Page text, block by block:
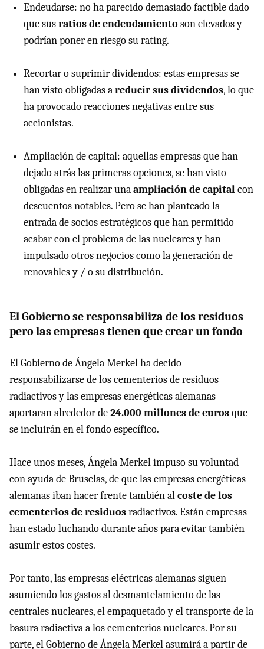
Endeudarse: no ha parecido demasiado factible dado
que susratios de endeudamiento son elevados y
podrían poner en riesgo su rating.
Recortar o suprimir dividendos: estas empresas se
han visto obligadas areducir sus dividendos, lo que
ha provocado reacciones negativas entre sus
accionistas.
Ampliación de capital: aquellas empresas que han
dejado atrás las primeras opciones, se han visto
obligadas en realizar unaampliación de capitalcon
descuentos notables. Pero se han planteado la
entrada de socios estratégicos que han permitido
acabar con el problema de las nucleares y han
impulsado otros negocios como la generación de
renovables y / o su distribución.
El Gobierno se responsabiliza de los residuos
pero las empresas tienen que crear un fondo
El Gobierno de Ángela Merkel ha decido
responsabilizarse de los cementerios de residuos
radiactivos y las empresas energéticas alemanas
aportaran alrededor de24.000 millones de eurosque
se incluirán en el fondo específico.
Hace unos meses, Ángela Merkel impuso su voluntad
con ayuda de Bruselas, de que las empresas energéticas
alemanas iban hacer frente también alcoste de los
cementerios de residuosradiactivos. Están empresas
han estado luchando durante años para evitar también
asumir estos costes.
Por tanto, las empresas eléctricas alemanas siguen
asumiendo los gastos al desmantelamiento de las
centrales nucleares, el empaquetado y el transporte de la
basura radiactiva a los cementerios nucleares. Por su
parte, el Gobierno de Ángela Merkel asumirá a partir de